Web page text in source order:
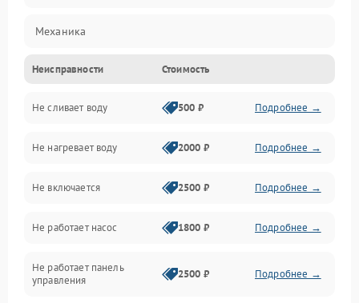
Механика
Управление
Электропитание
Датчики
Нагрев
Вода
Гигиена
Неисправности Стоимость
Не сливает воду 500 ₽ Подробнее →
Не нагревает воду 2000 ₽ Подробнее →
Не включается 2500 ₽ Подробнее →
Не работает насос 1800 ₽ Подробнее →
Не работает панель
управления
2500 ₽ Подробнее →